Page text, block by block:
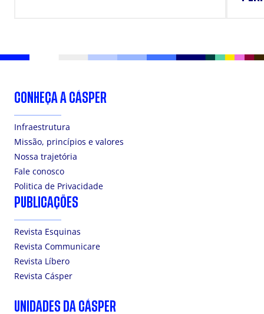
CONHEÇA A CÁSPER
Infraestrutura
Missão, princípios e valores
Nossa trajetória
Fale conosco
Politica de Privacidade
PUBLICAÇÕES
Revista Esquinas
Revista Communicare
Revista Líbero
Revista Cásper
UNIDADES DA CÁSPER